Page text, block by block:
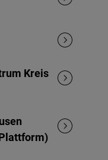
Kreis